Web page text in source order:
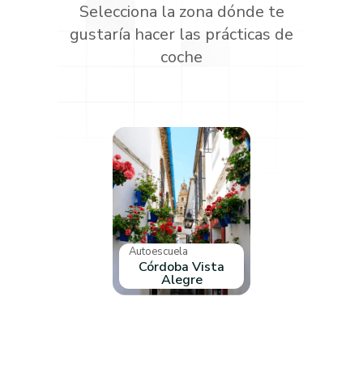
Selecciona la zona dónde te
gustaría hacer las prácticas de
coche
Autoescuela
Córdoba Vista
Alegre